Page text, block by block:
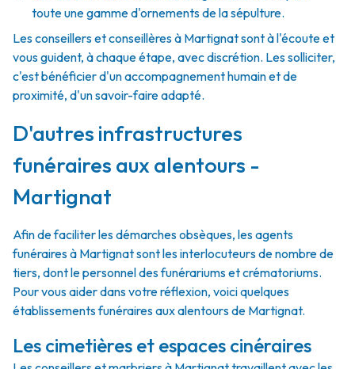
toute une gamme d'ornements de la sépulture.
Les conseillers et conseillères à Martignat sont à l'écoute et
vous guident, à chaque étape, avec discrétion. Les solliciter,
c'est bénéficier d'un accompagnement humain et de
proximité, d'un savoir-faire adapté.
D'autres infrastructures
funéraires aux alentours -
Martignat
Afin de faciliter les démarches obsèques, les agents
funéraires à Martignat sont les interlocuteurs de nombre de
tiers, dont le personnel des funérariums et crématoriums.
Pour vous aider dans votre réflexion, voici quelques
établissements funéraires aux alentours de Martignat.
Les cimetières et espaces cinéraires